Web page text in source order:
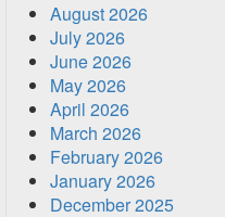
August 2026
July 2026
June 2026
May 2026
April 2026
March 2026
February 2026
January 2026
December 2025